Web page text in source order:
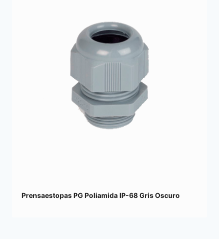
Prensaestopas PG Poliamida IP-68 Gris Oscuro